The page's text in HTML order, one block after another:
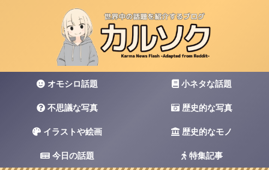
オモシロ話題 小ネタな話題
不思議な写真 歴史的な写真
イラストや絵画 歴史的なモノ
今日の話題 特集記事